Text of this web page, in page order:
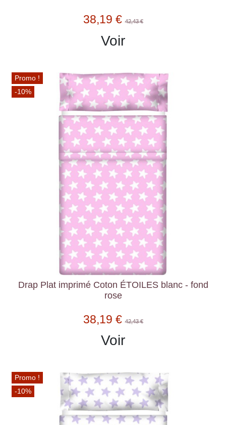
38,19 €42,43 €
Voir
Promo !
-10%
Drap Plat imprimé Coton ÉTOILES blanc - fond
rose
38,19 €42,43 €
Voir
Promo !
-10%